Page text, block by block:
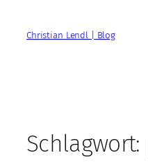
springenChristian Lendl | Blog
Schlagwort: